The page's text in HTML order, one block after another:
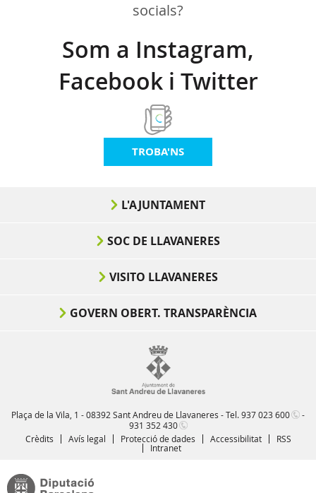
socials?
Som a Instagram,
Facebook i Twitter
TROBA'NS
L'AJUNTAMENT
SOC DE LLAVANERES
VISITO LLAVANERES
GOVERN OBERT. TRANSPARÈNCIA
Plaça de la Vila, 1 - 08392 Sant Andreu de Llavaneres - Tel.937 023 600
-
931 352 430
Crèdits
Avís legal Protecció de dades Accessibilitat
RSS
Intranet